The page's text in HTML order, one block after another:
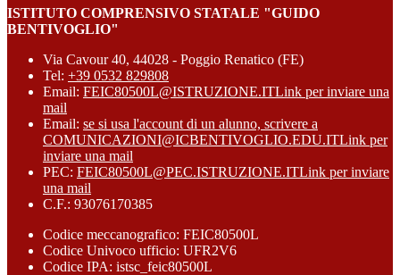
ISTITUTO COMPRENSIVO STATALE "GUIDO
BENTIVOGLIO"
Via Cavour 40, 44028 - Poggio Renatico (FE)
Tel: +39 0532 829808
Email: FEIC80500L@ISTRUZIONE.ITLink per inviare una
mail
Email: se si usa l'account di un alunno, scrivere a
COMUNICAZIONI@ICBENTIVOGLIO.EDU.ITLink per
inviare una mail
PEC: FEIC80500L@PEC.ISTRUZIONE.ITLink per inviare
una mail
C.F.: 93076170385
Codice meccanografico: FEIC80500L
Codice Univoco ufficio: UFR2V6
Codice IPA: istsc_feic80500L